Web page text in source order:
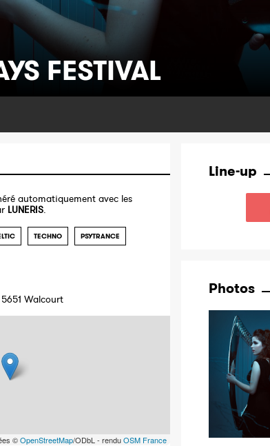
FESTIVAL
automatiquement avec les
LUNERIS.
TECHNO PSYTRANCE
Walcourt
©OpenStreetMap/ODbL - renduOSM France
Line-up
Photos